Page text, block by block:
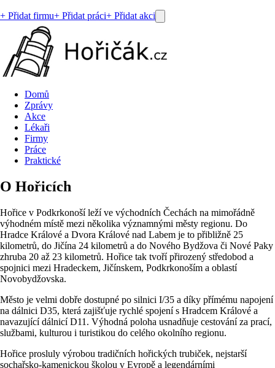
+ Přidat firmu+ Přidat práci+ Přidat akci
Domů
Zprávy
Akce
Lékaři
Firmy
Práce
Praktické
O Hořicích
Hořice v Podkrkonoší leží ve východních Čechách na mimořádně
výhodném místě mezi několika významnými městy regionu. Do
Hradce Králové a Dvora Králové nad Labem je to přibližně 25
kilometrů, do Jičína 24 kilometrů a do Nového Bydžova či Nové Paky
zhruba 20 až 23 kilometrů. Hořice tak tvoří přirozený středobod a
spojnici mezi Hradeckem, Jičínskem, Podkrkonoším a oblastí
Novobydžovska.
Město je velmi dobře dostupné po silnici I/35 a díky přímému napojení
na dálnici D35, která zajišťuje rychlé spojení s Hradcem Králové a
navazující dálnicí D11. Výhodná poloha usnadňuje cestování za prací,
službami, kulturou i turistikou do celého okolního regionu.
Hořice prosluly výrobou tradičních hořických trubiček, nejstarší
sochařsko-kamenickou školou v Evropě a legendárními